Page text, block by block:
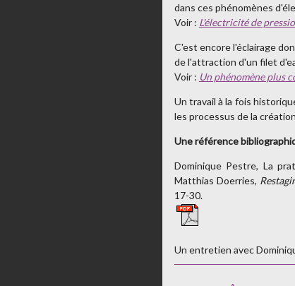
dans ces phénomènes
Voir : L'électricité de
C'est encore l'éclairage
de l'attraction d'un filet
Voir : Un phénomène plus
Un travail à la fois
les processus de la
Une référence
Dominique Pestre, La
Matthias Doerries,
17-30.
Un entretien avec